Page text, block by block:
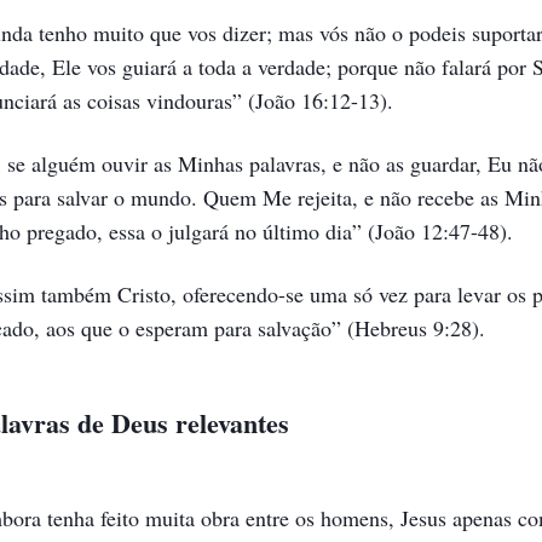
ou significativo se continuasse com a expulsão de
do homem, e o homem chegaria a uma paralização
o homem foi perdoado por seus pecados, pois a obra
a Deus, e Deus não ganhou a humanidade. É por isso
o caráter corrupto do homem e fazer com que ele
normal e você terá sido abençoado por Deus e será um
com as exigências da verdade; só nesse caminho
costumava quando estava na religião, apenas recitar
e depois fizer uns poucos bons feitos,
alguns pecados, alguns pecados óbvios, isso ainda
em Deus. Ser capaz de obedecer às regras indica que
você pode ser considerado ter sido salvo?
tenho muito que vos dizer; mas vós não o podeis
Ele vos guiará a toda a verdade; porque não falará
as coisas vindouras”(João 16:12-13).
se alguém ouvir as Minhas palavras, e não as guardar, Eu
para salvar o mundo. Quem Me rejeita, e não recebe as
pregado, essa o julgará no último dia”(João 12:47-48).
também Cristo, oferecendo-se uma só vez para levar os
aos que o esperam para salvação”(Hebreus 9:28).
de Deus relevantes
tenha feito muita obra entre os homens, Jesus apenas